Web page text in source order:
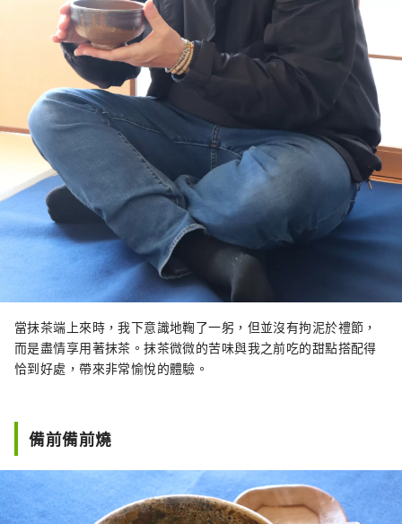
當抹茶端上來時，我下意識地鞠了一躬，但並沒有拘泥於禮節，
而是盡情享用著抹茶。抹茶微微的苦味與我之前吃的甜點搭配得
恰到好處，帶來非常愉悅的體驗。
備前備前燒